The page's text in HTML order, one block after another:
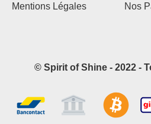
Mentions Légales
Nos
© Spirit of Shine - 2022 -